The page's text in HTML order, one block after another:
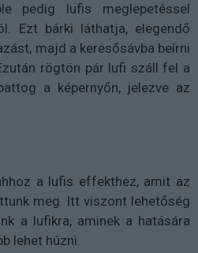
pedig lufis meglepetéssel
Ezt bárki láthatja, elegendő
majd a keresősávba beírni
rögtön pár lufi száll fel a
a képernyőn, jelezve az
a lufis effekthez, amit az
meg. Itt viszont lehetőség
a lufikra, aminek a hatására
lehet húzni.